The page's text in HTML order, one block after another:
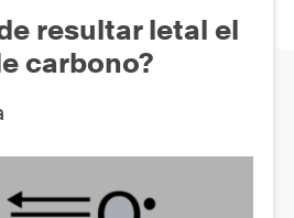
resultar letal el
carbono?